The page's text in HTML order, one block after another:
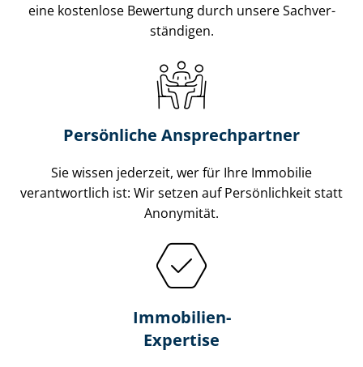
eine kostenlose Bewertung durch unsere Sach­ver­
stän­di­gen.
Persönliche Ansprechpartner
Sie wissen jederzeit, wer für Ihre Immobilie
verantwortlich ist: Wir setzen auf Persönlichkeit statt
Anonymität.
Immobilien-
Expertise